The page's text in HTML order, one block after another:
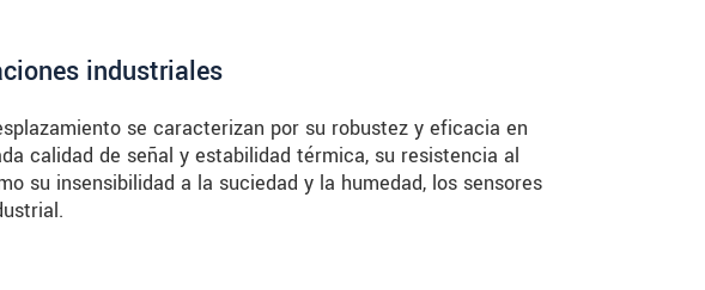
industriales
se caracterizan por su robustez y eficacia en
calidad de señal y estabilidad térmica, su resistencia al
su insensibilidad a la suciedad y la humedad, los sensores